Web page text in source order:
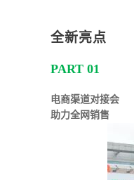
全新亮点
PART 01
电商渠道对接会
助力全网销售